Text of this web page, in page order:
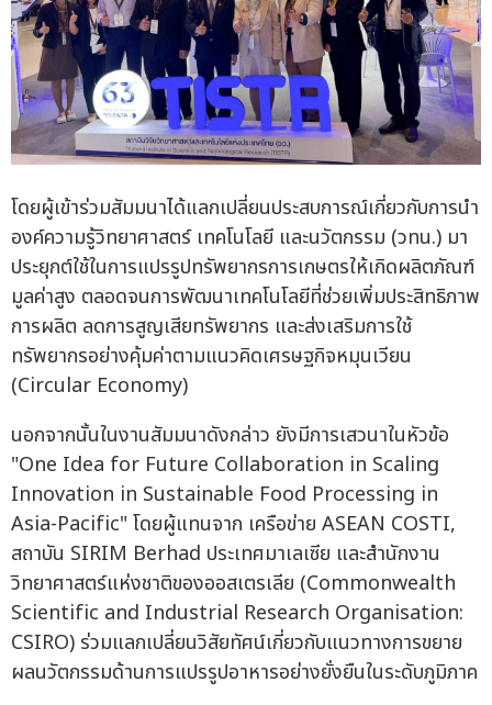
โดยผู้เข้าร่วมสัมมนาได้แลกเปลี่ยนประสบการณ์เกี่ยวกับการนำ
องค์ความรู้วิทยาศาสตร์ เทคโนโลยี และนวัตกรรม (วทน.) มา
ประยุกต์ใช้ในการแปรรูปทรัพยากรการเกษตรให้เกิดผลิตภัณฑ์
มูลค่าสูง ตลอดจนการพัฒนาเทคโนโลยีที่ช่วยเพิ่มประสิทธิภาพ
การผลิต ลดการสูญเสียทรัพยากร และส่งเสริมการใช้
ทรัพยากรอย่างคุ้มค่าตามแนวคิดเศรษฐกิจหมุนเวียน
(Circular Economy)
นอกจากนั้นในงานสัมมนาดังกล่าว ยังมีการเสวนาในหัวข้อ
"One Idea for Future Collaboration in Scaling
Innovation in Sustainable Food Processing in
Asia-Pacific" โดยผู้แทนจาก เครือข่าย ASEAN COSTI,
สถาบัน SIRIM Berhad ประเทศมาเลเซีย และสำนักงาน
วิทยาศาสตร์แห่งชาติของออสเตรเลีย (Commonwealth
Scientific and Industrial Research Organisation:
CSIRO) ร่วมแลกเปลี่ยนวิสัยทัศน์เกี่ยวกับแนวทางการขยาย
ผลนวัตกรรมด้านการแปรรูปอาหารอย่างยั่งยืนในระดับภูมิภาค